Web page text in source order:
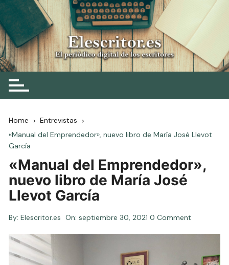
Skip
to
content
Elescritor.es
El periódico digital de los escritores
Home
Entrevistas
«Manual del Emprendedor», nuevo libro de María José Llevot
García
«Manual del Emprendedor»,
nuevo libro de María José
Llevot García
By: Elescritor.es On:septiembre 30, 2021 0 Comment